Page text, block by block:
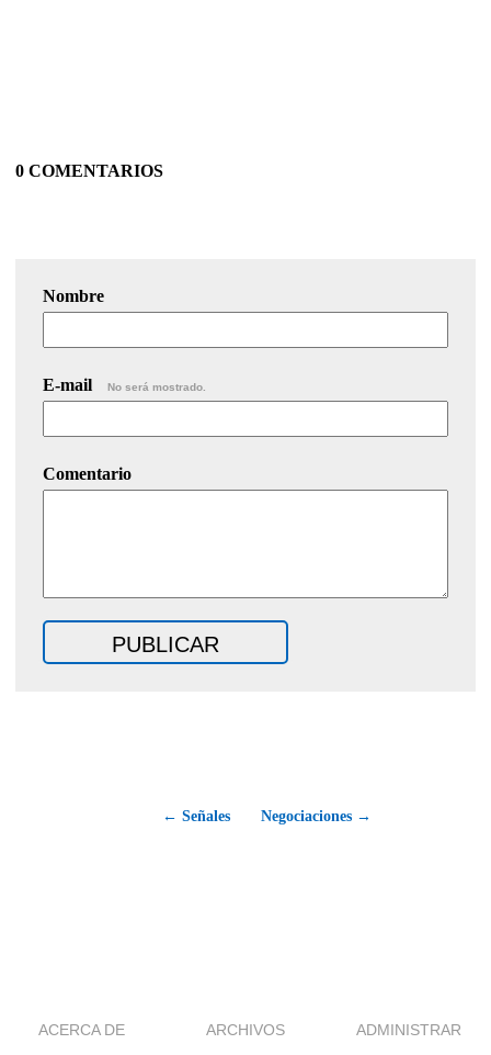
0 COMENTARIOS
Nombre
E-mail No será mostrado.
Comentario
← Señales Negociaciones →
ACERCA DE ARCHIVOS ADMINISTRAR